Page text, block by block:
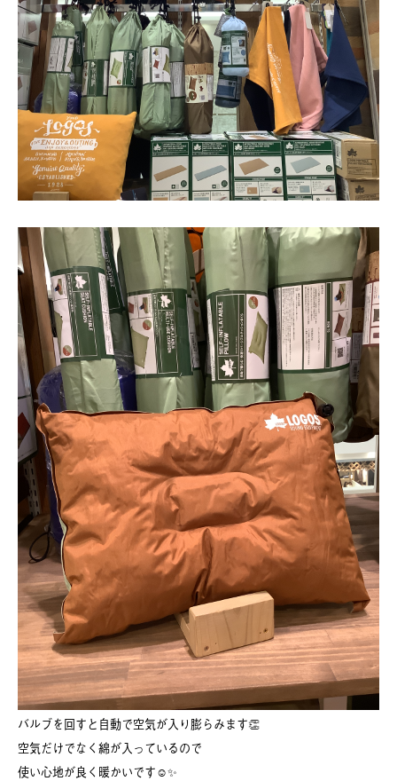
バルブを回すと自動で空気が入り膨らみます👏
空気だけでなく綿が入っているので
使い心地が良く暖かいです☺✨